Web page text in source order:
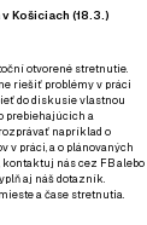
Košiciach (18.3.)
otvorené stretnutie.
riešiť problémy v práci
do diskusie vlastnou
prebiehajúcich a
napríklad o
v práci, a o plánovaných
kontaktuj nás cez FBalebo
aj náš dotazník.
a čase stretnutia.